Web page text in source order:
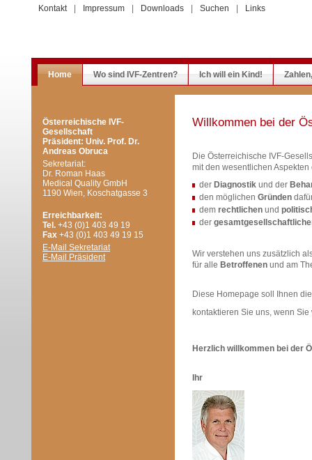
Willkommen bei der
Die Österreichische IVF-
mit den wesentlichen
der Diagnostik und der
den möglichen Gründen
dem rechtlichen und
der
Wir verstehen uns zusätzlich
für alle Betroffenen und am
Diese Homepage soll Ihnen
kontaktieren Sie uns, wenn
Herzlich willkommen bei der
Ihr
Österreichische IVF-
Gesellschaft
Präsident: Univ. Prof. Dr.
Andreas Obruca
Sekretariat:
Dr. Roman Haas
Medical Quality GmbH
1190 Wien, Koschatgasse 3
Erreichbarkeit:
Tel. +43 (0)1 403 49 19
Fax +43 (0)1 403 49 19 15
E-Mail Sekretariat
E-Mail Präsident
Home Wo sind IVF-Zentren? Ich will ein Kind!
Kontakt Impressum Downloads Suchen Links